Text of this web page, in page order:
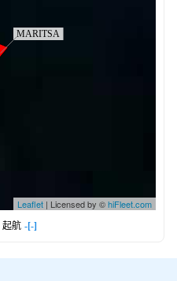
Leaflet | Licensed by ©hiFleet.com
起航 -[-]